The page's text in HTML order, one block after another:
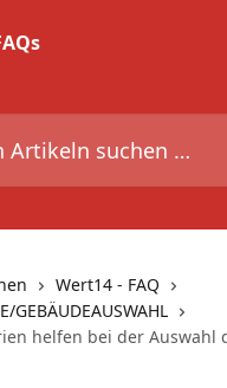
suchen …
Wert14 - FAQ
GEBÄUDEAUSWAHL
helfen bei der Auswahl